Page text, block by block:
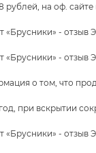
на оф.
о том, что
при вскрытии